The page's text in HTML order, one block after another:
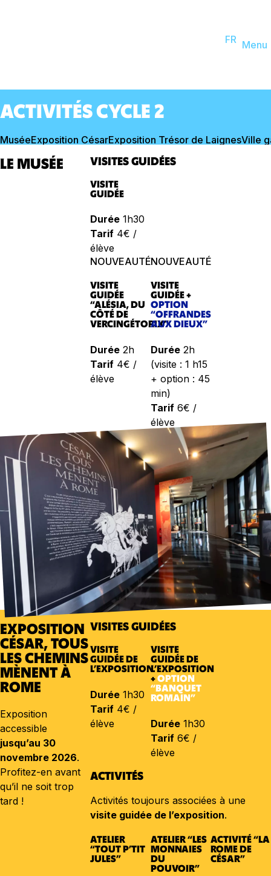
FR
EN Menu
ACTIVITÉS CYCLE 2
MuséeExposition CésarExposition Trésor de LaignesVille
LE MUSÉE VISITES GUIDÉES
VISITE
GUIDÉE
Durée 1h30
Tarif 4€ /
élève
NOUVEAUTÉ
VISITE
GUIDÉE
“ALÉSIA, DU
CÔTÉ DE
VERCINGÉTORIX”
Durée 2h
Tarif 4€ /
élève
NOUVEAUTÉ
VISITE
GUIDÉE +
OPTION
“OFFRANDES
AUX DIEUX”
Durée2h
(visite : 1 h15
+ option : 45
min)
Tarif6€ /
élève
EXPOSITION
CÉSAR, TOUS
LES CHEMINS
MÈNENT À
ROME
Exposition
accessible
jusqu’au 30
novembre 2026.
Profitez-en avant
qu’il ne soit trop
tard !
VISITES GUIDÉES
VISITE
GUIDÉE DE
L’EXPOSITION
Durée 1h30
Tarif 4€ /
élève
VISITE
GUIDÉE DE
L’EXPOSITION
+OPTION
“BANQUET
ROMAIN”
Durée1h30
Tarif6€ /
élève
ACTIVITÉS
Activités toujours associées à une
visite guidée de l’exposition.
ATELIER
“TOUT P’TIT
JULES”
ATELIER “LES
MONNAIES
DU
POUVOIR”
ACTIVITÉ “LA
ROME DE
CÉSAR”